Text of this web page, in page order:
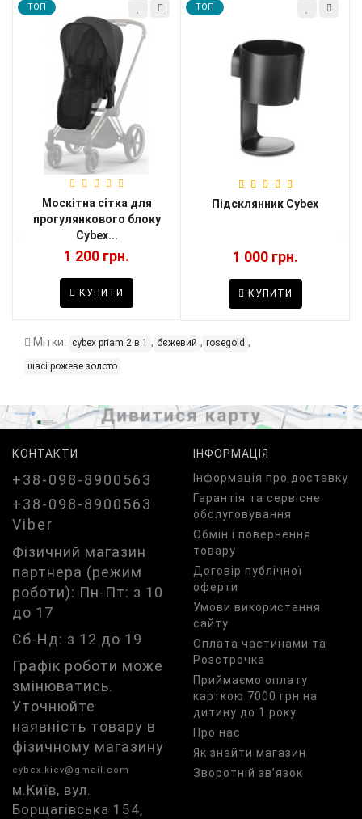
TOП
Москітна сітка для
прогулянкового блоку
Cybex...
1 200 грн.
КУПИТИ
TOП
Підсклянник Cybex
1 000 грн.
КУПИТИ
Мітки: cybex priam 2 в 1 , бєжевий , rosegold ,
шасі рожеве золото
КОНТАКТИ
+38-098-8900563
+38-098-8900563
Viber
Фізичний магазин
партнера (режим
роботи): Пн-Пт: з 10
до 17
Сб-Нд: з 12 до 19
Графік роботи може
змінюватись.
Уточнюйте
наявність товару в
фізичному магазину
cybex.kiev@gmail.com
м.Київ, вул.
Борщагівська 154,
ІНФОРМАЦІЯ
Iнформація про доставку
Гарантія та сервісне
обслуговування
Обмін і повернення
товару
Договір публічної
оферти
Умови використання
сайту
Оплата частинами та
Розстрочка
Приймаємо оплату
карткою 7000 грн на
дитину до 1 року
Про нас
Як знайти магазин
Зворотній зв’язок